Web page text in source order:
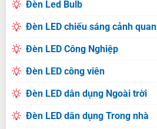
Đèn Led Bulb
Đèn LED chiếu sáng cảnh quan
Đèn LED Công Nghiệp
Đèn LED công viên
Đèn LED dân dụng Ngoài trời
Đèn LED dân dụng Trong nhà